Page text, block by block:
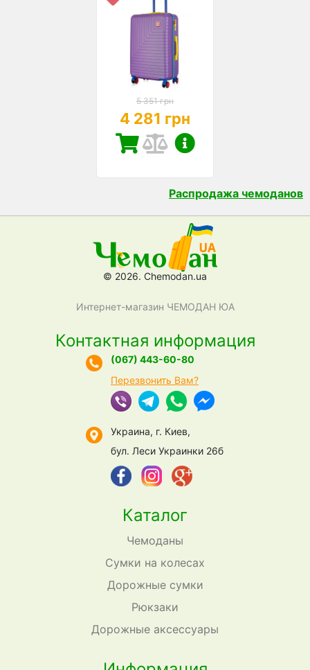
5 351 грн
4 281 грн
Распродажа чемоданов
© 2026. Chemodan.ua
Интернет-магазин ЧЕМОДАН ЮА
Каталог
Чемоданы
Сумки на колесах
Дорожные сумки
Рюкзаки
Дорожные аксессуары
Контактная информация
(067) 443-60-80
Перезвонить Вам?
Украина, г. Киев,
бул. Леси Украинки 26б